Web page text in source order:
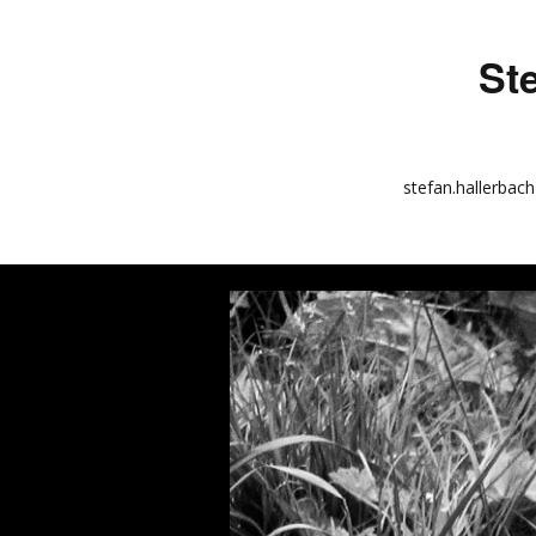
stefan.hallerbach
kunstquadrat.com
impressum